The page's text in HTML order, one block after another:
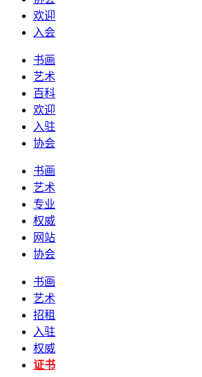
欢迎
入会
书画
艺术
百科
欢迎
入驻
协会
书画
艺术
专业
权威
网站
协会
书画
艺术
招租
入驻
权威
证书